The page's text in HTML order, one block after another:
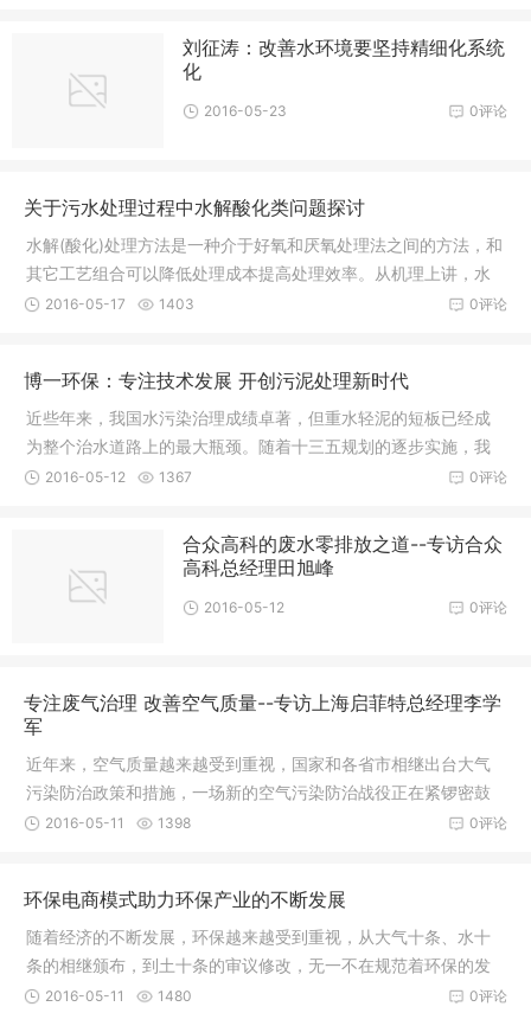
刘征涛：改善水环境要坚持精细化系统
化
0评论
2016-05-23
关于污水处理过程中水解酸化类问题探讨
水解(酸化)处理方法是一种介于好氧和厌氧处理法之间的方法，和
其它工艺组合可以降低处理成本提高处理效率。从机理上讲，水
解和酸化是厌氧
0评论
2016-05-17 1403
博一环保：专注技术发展 开创污泥处理新时代
近些年来，我国水污染治理成绩卓著，但重水轻泥的短板已经成
为整个治水道路上的最大瓶颈。随着十三五规划的逐步实施，我
国脱水机产品市场量呈
0评论
2016-05-12 1367
合众高科的废水零排放之道--专访合众
高科总经理田旭峰
0评论
2016-05-12
专注废气治理 改善空气质量--专访上海启菲特总经理李学
军
近年来，空气质量越来越受到重视，国家和各省市相继出台大气
污染防治政策和措施，一场新的空气污染防治战役正在紧锣密鼓
的展开。空气质量影响
0评论
2016-05-11 1398
环保电商模式助力环保产业的不断发展
随着经济的不断发展，环保越来越受到重视，从大气十条、水十
条的相继颁布，到土十条的审议修改，无一不在规范着环保的发
展。环保的不断发展，
0评论
2016-05-11 1480